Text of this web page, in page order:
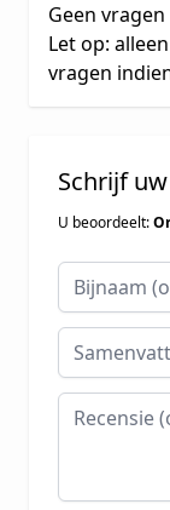
Geen vragen
Let op:
vragen
Schrijf
U beoordeelt:
Bijnaam
Recensie